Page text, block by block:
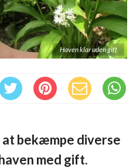
Haven klar uden gift
bekæmpe diverse
med gift.